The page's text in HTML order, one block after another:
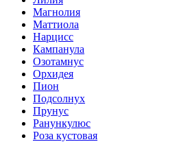
Магнолия
Маттиола
Нарцисс
Кампанула
Озотамнус
Орхидея
Пион
Подсолнух
Прунус
Ранункулюс
Роза кустовая